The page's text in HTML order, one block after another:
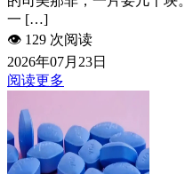
一 […]
👁️ 129 次阅读
2026年07月23日
阅读更多